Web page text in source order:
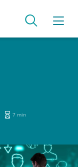
7 min